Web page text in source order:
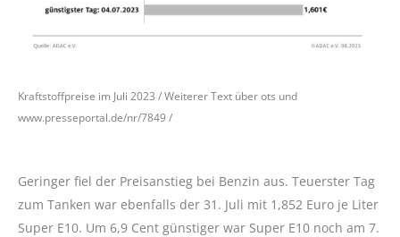
Kraftstoffpreise im Juli 2023 / Weiterer Text über ots und
www.presseportal.de/nr/7849 /
Geringer fiel der Preisanstieg bei Benzin aus. Teuerster Tag
zum Tanken war ebenfalls der 31. Juli mit 1,852 Euro je Liter
Super E10. Um 6,9 Cent günstiger war Super E10 noch am 7.